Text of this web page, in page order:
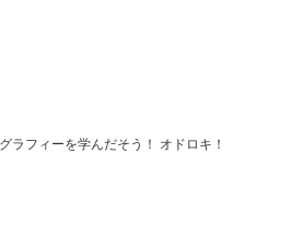
ラフィーを学んだそう！ オドロキ！